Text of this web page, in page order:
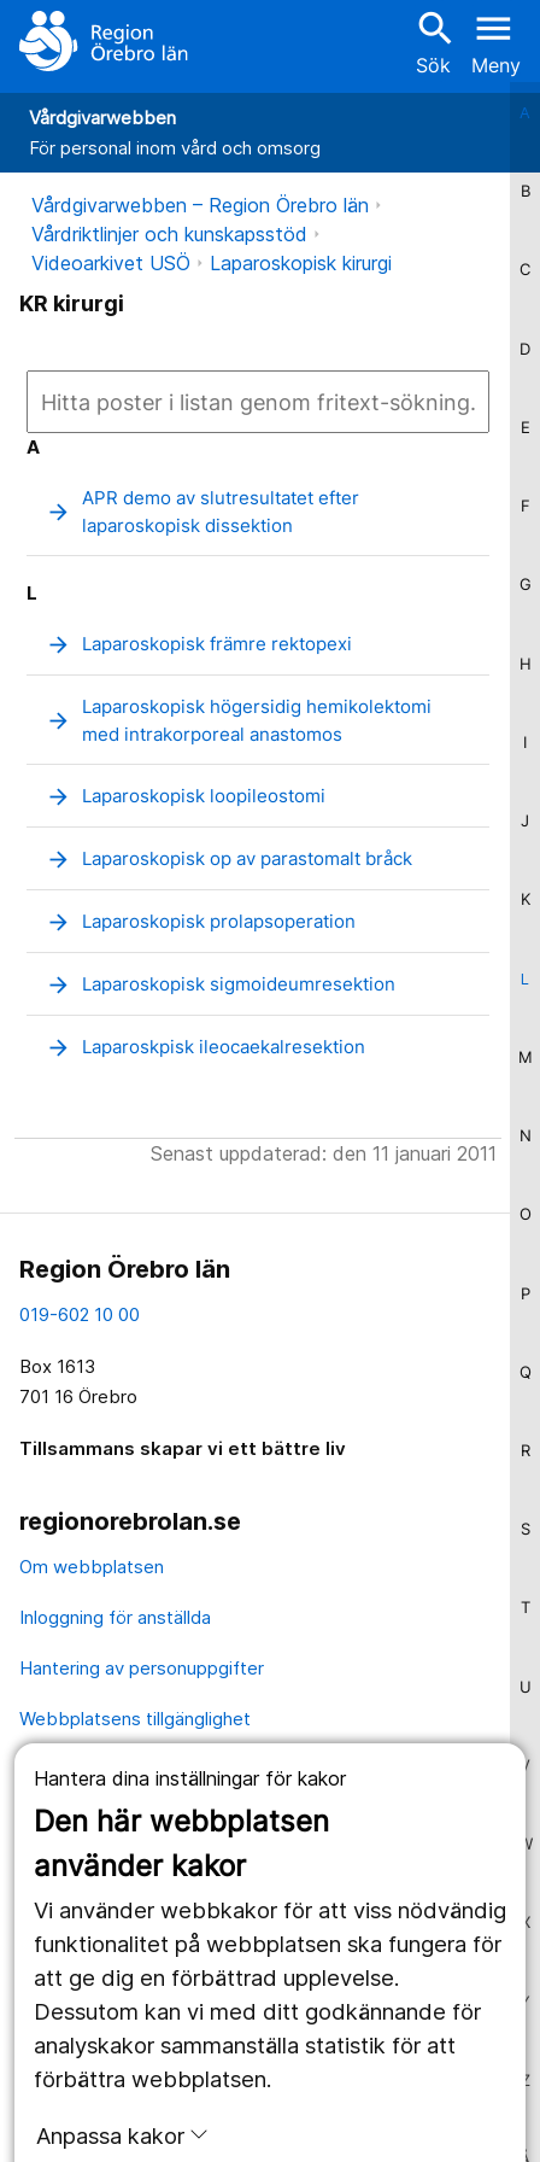
Hantera dina inställningar för kakor
Den här webbplatsen
använder kakor
Vi använder webbkakor för att viss nödvändig
funktionalitet på webbplatsen ska fungera för
att ge dig en förbättrad upplevelse.
Dessutom kan vi med ditt godkännande för
analyskakor sammanställa statistik för att
förbättra webbplatsen.
Anpassa kakor
search
Sök
menu
Meny
Vårdgivarwebben
För personal inom vård och omsorg
Vårdgivarwebben – Region Örebro län
Vårdriktlinjer och kunskapsstöd
Videoarkivet USÖ
Laparoskopisk kirurgi
KR kirurgi
A
B
C
D
E
F
G
H
I
J
K
L
M
N
O
P
Q
R
S
T
U
V
W
X
Y
Z
A
arrow_forward
APR demo av slutresultatet efter
laparoskopisk dissektion
L
arrow_forward Laparoskopisk främre rektopexi
arrow_forward
Laparoskopisk högersidig hemikolektomi
med intrakorporeal anastomos
arrow_forward Laparoskopisk loopileostomi
arrow_forward Laparoskopisk op av parastomalt bråck
arrow_forward Laparoskopisk prolapsoperation
arrow_forward Laparoskopisk sigmoideumresektion
arrow_forward Laparoskpisk ileocaekalresektion
Senast uppdaterad: den 11 januari 2011
Region Örebro län
019-602 10 00
Box 1613
701 16 Örebro
Tillsammans skapar vi ett bättre liv
regionorebrolan.se
Om webbplatsen
Inloggning för anställda
Hantering av personuppgifter
Webbplatsens tillgänglighet
Våra webbplatser
1177.se
Region Örebro län
Följ oss
Facebook